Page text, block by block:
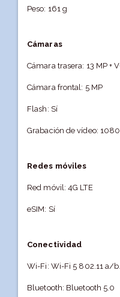
Peso: 161 g
Cámaras
Cámara trasera: 13 MP +
Cámara frontal: 5 MP
Flash: Sí
Grabación de vídeo:
Redes móviles
Red móvil: 4G LTE
eSIM: Sí
Conectividad
Wi-Fi: Wi-Fi 5 802.11 a/
Bluetooth: Bluetooth 5.0